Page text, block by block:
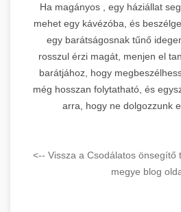
Ha magányos , egy háziállat
mehet egy kávézóba, és
egy barátságosnak tűnő
rosszul érzi magát, menjen el
barátjához, hogy
még hosszan folytatható, és
arra, hogy ne dolgozzunk
<-- Vissza a Csodálatos önsegítő
megye blog